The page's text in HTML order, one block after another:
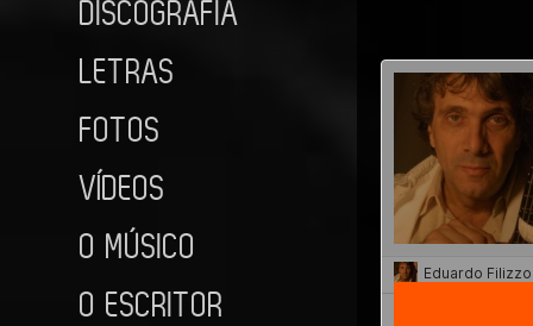
DISCOGRAFIA
LETRAS
FOTOS
VÍDEOS
O MÚSICO
O ESCRITOR